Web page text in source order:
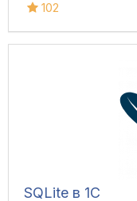
102
SQLite в 1С